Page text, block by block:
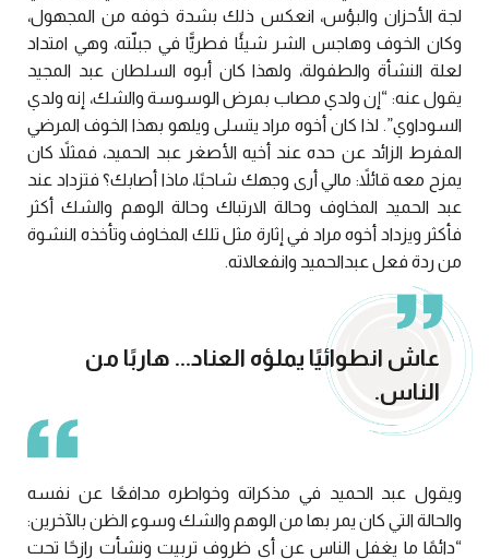
لجة الأحزان والبؤس، انعكس ذلك بشدة خوفه من المجهول،
وكان الخوف وهاجس الشر شيئًا فطريًّا في جبلّته، وهي امتداد
لعلة النشأة والطفولة، ولهذا كان أبوه السلطان عبد المجيد
يقول عنه: “إن ولدي مصاب بمرض الوسوسة والشك، إنه ولدي
السوداوي”. لذا كان أخوه مراد يتسلى ويلهو بهذا الخوف المرضي
المفرط الزائد عن حده عند أخيه الأصغر عبد الحميد، فمثلاً كان
يمزح معه قائلاً: مالي أرى وجهك شاحبًا، ماذا أصابك؟ فتزداد عند
عبد الحميد المخاوف وحالة الارتباك وحالة الوهم والشك أكثر
فأكثر ويزداد أخوه مراد في إثارة مثل تلك المخاوف وتأخذه النشوة
من ردة فعل عبدالحميد وانفعالاته.
عاش انطوائيًا يملؤه العناد... هاربًا من
الناس.
ويقول عبد الحميد في مذكراته وخواطره مدافعًا عن نفسه
والحالة التي كان يمر بها من الوهم والشك وسوء الظن بالآخرين:
“دائمًا ما يغفل الناس عن أي ظروف تربيت ونشأت رازحًا تحت